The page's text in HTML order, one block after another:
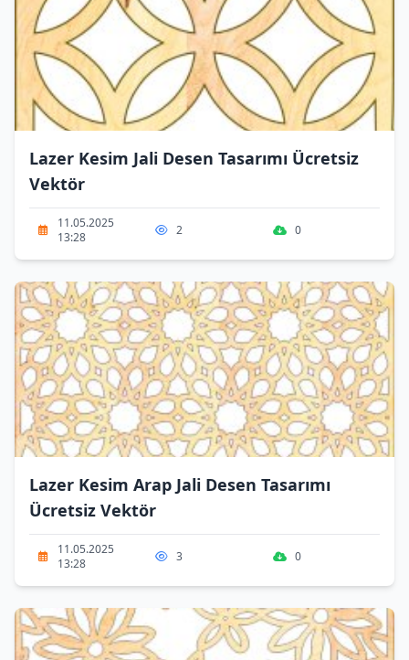
Lazer Kesim Jali Desen Tasarımı Ücretsiz
Vektör
11.05.2025
13:28
2 0
Lazer Kesim Arap Jali Desen Tasarımı
Ücretsiz Vektör
11.05.2025
13:28
3 0